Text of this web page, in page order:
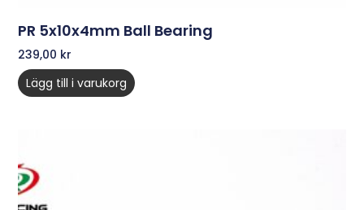
PR 5x10x4mm Ball Bearing
239,00 kr
Lägg till i varukorg